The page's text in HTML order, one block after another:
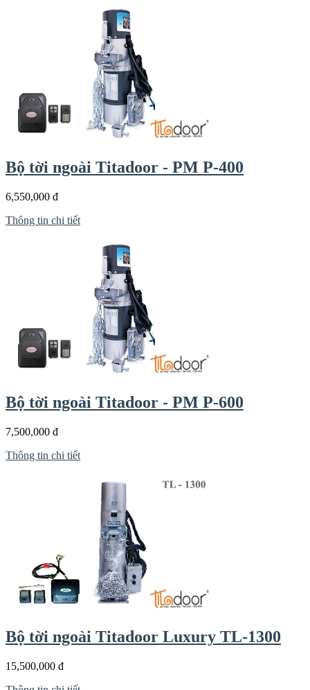
Bộ tời ngoài Titadoor - PM P-400
6,550,000 đ
Thông tin chi tiết
Bộ tời ngoài Titadoor - PM P-600
7,500,000 đ
Thông tin chi tiết
Bộ tời ngoài Titadoor Luxury TL-1300
15,500,000 đ